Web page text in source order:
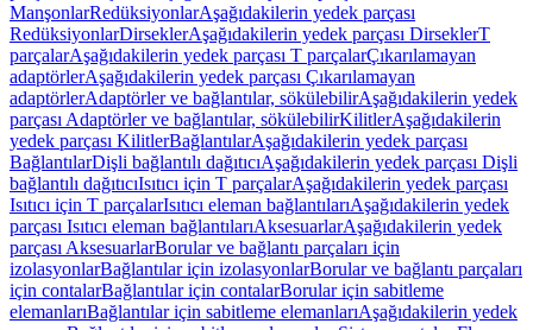
ManşonlarRedüksiyonlarAşağıdakilerin yedek parçası
RedüksiyonlarDirseklerAşağıdakilerin yedek parçası DirseklerT
parçalarAşağıdakilerin yedek parçası T parçalarÇıkarılamayan
adaptörlerAşağıdakilerin yedek parçası Çıkarılamayan
adaptörlerAdaptörler ve bağlantılar, sökülebilirAşağıdakilerin yedek
parçası Adaptörler ve bağlantılar, sökülebilirKilitlerAşağıdakilerin
yedek parçası KilitlerBağlantılarAşağıdakilerin yedek parçası
BağlantılarDişli bağlantılı dağıtıcıAşağıdakilerin yedek parçası Dişli
bağlantılı dağıtıcıIsıtıcı için T parçalarAşağıdakilerin yedek parçası
Isıtıcı için T parçalarIsıtıcı eleman bağlantılarıAşağıdakilerin yedek
parçası Isıtıcı eleman bağlantılarıAksesuarlarAşağıdakilerin yedek
parçası AksesuarlarBorular ve bağlantı parçaları için
izolasyonlarBağlantılar için izolasyonlarBorular ve bağlantı parçaları
için contalarBağlantılar için contalarBorular için sabitleme
elemanlarıBağlantılar için sabitleme elemanlarıAşağıdakilerin yedek